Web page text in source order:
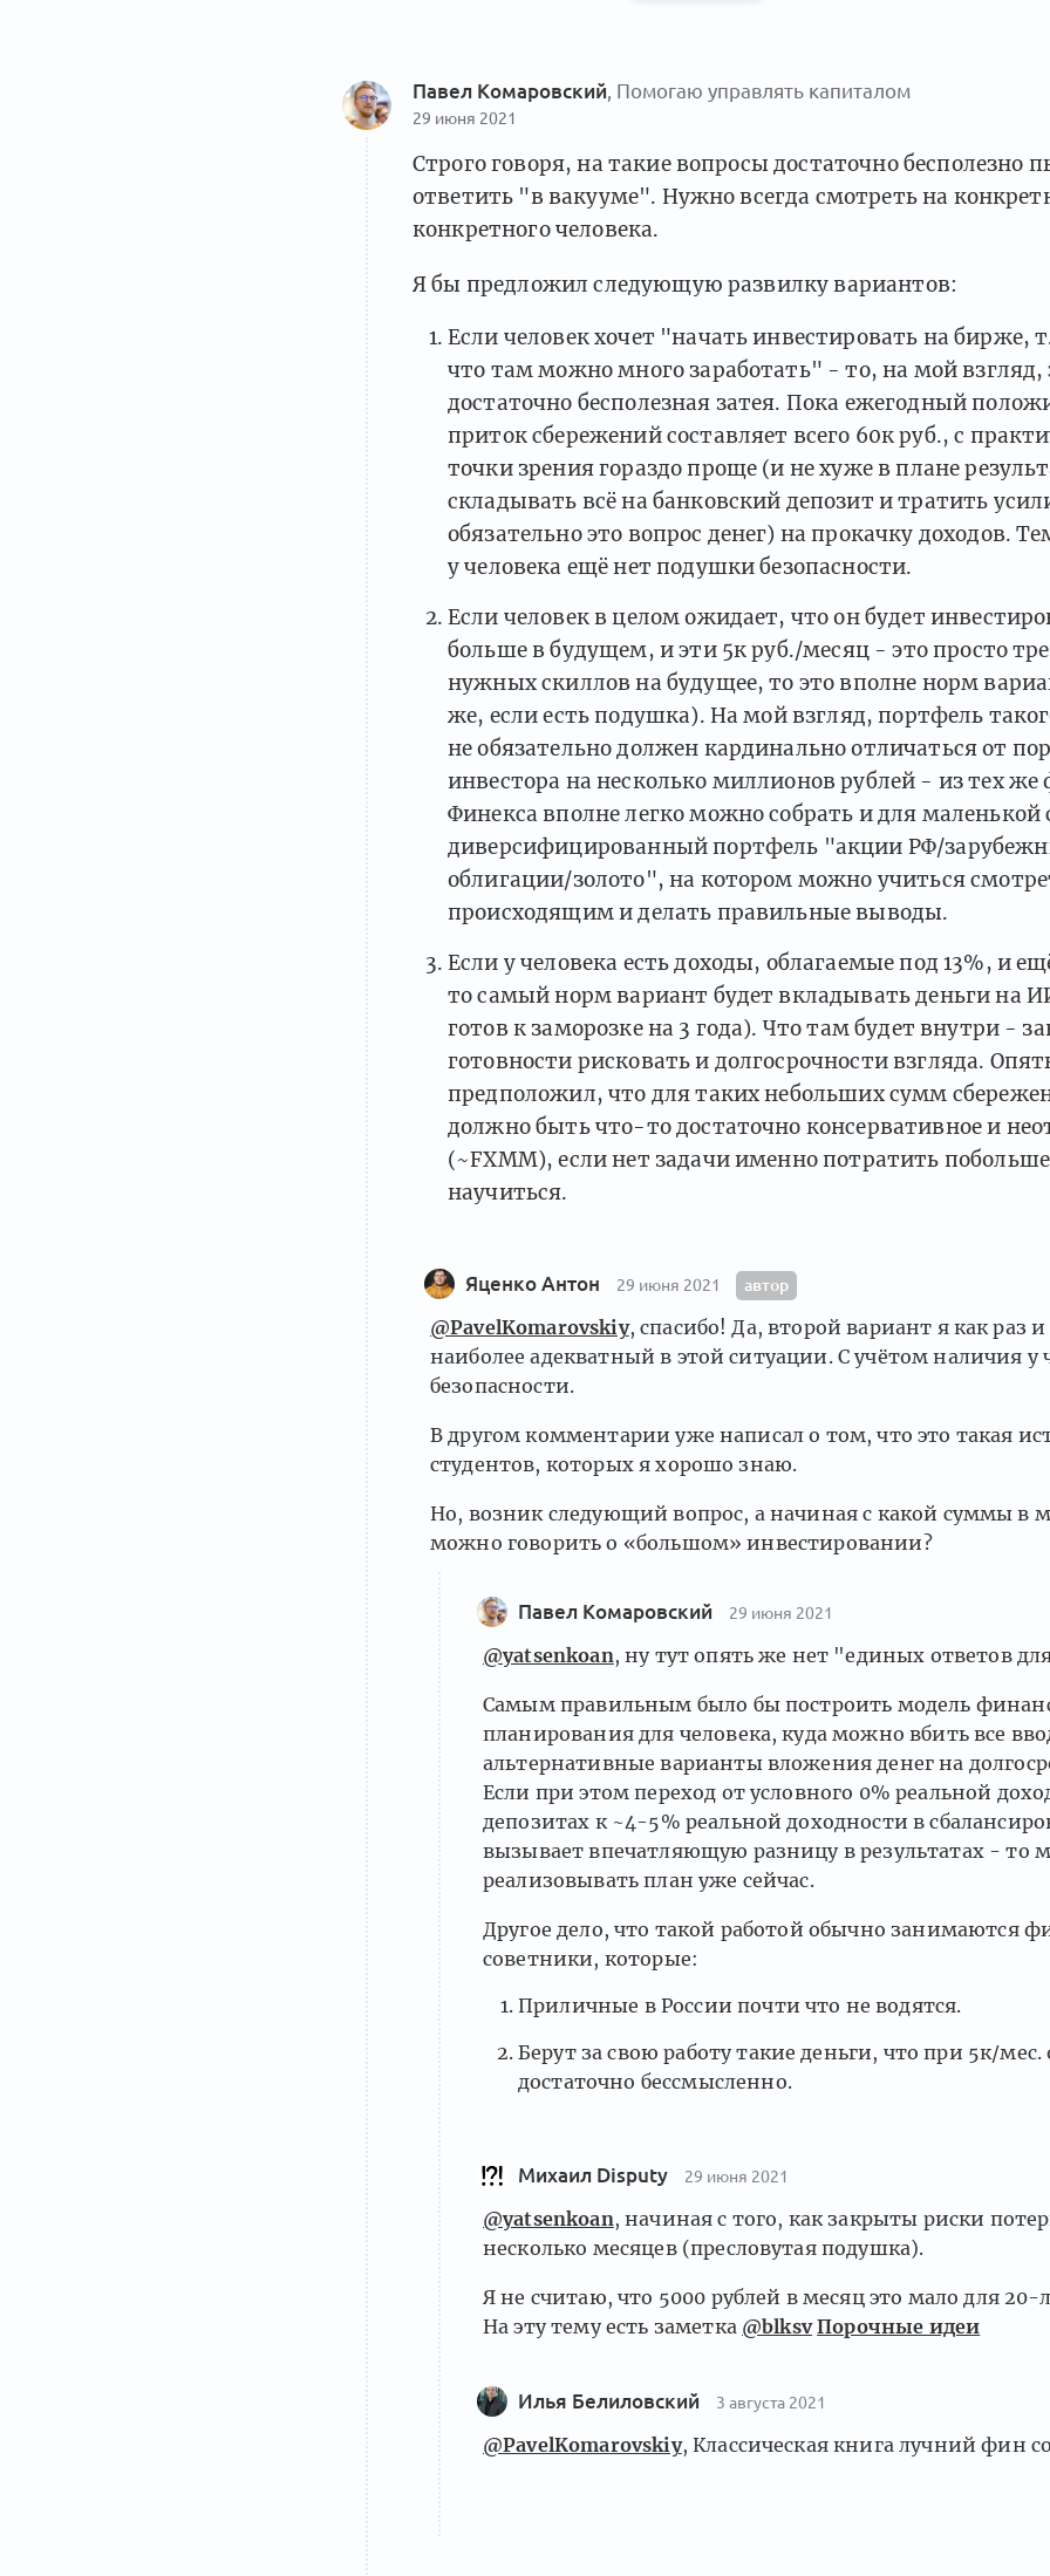
Павел Комаровский, Помогаю управлять капиталом
29 июня 2021
Строго говоря, на такие вопросы достаточно бесполезно
ответить "в вакууме". Нужно всегда смотреть на
конкретного человека.
Я бы предложил следующую развилку вариантов:
Если человек хочет "начать инвестировать на бирже,
что там можно много заработать" - то, на мой взгляд,
достаточно бесполезная затея. Пока ежегодный
приток сбережений составляет всего 60к руб., с
точки зрения гораздо проще (и не хуже в плане
складывать всё на банковский депозит и тратить
обязательно это вопрос денег) на прокачку доходов.
у человека ещё нет подушки безопасности.
Если человек в целом ожидает, что он будет
больше в будущем, и эти 5к руб./месяц - это просто
нужных скиллов на будущее, то это вполне норм
же, если есть подушка). На мой взгляд, портфель
не обязательно должен кардинально отличаться от
инвестора на несколько миллионов рублей - из тех же
Финекса вполне легко можно собрать и для
диверсифицированный портфель "акции РФ/
облигации/золото", на котором можно учиться
происходящим и делать правильные выводы.
Если у человека есть доходы, облагаемые под 13%, и
то самый норм вариант будет вкладывать деньги на
готов к заморозке на 3 года). Что там будет внутри -
готовности рисковать и долгосрочности взгляда.
предположил, что для таких небольших сумм
должно быть что-то достаточно консервативное и
(~FXMM), если нет задачи именно потратить
научиться.
Яценко Антон 29 июня 2021 автор
@PavelKomarovskiy, спасибо! Да, второй вариант я как раз
наиболее адекватный в этой ситуации. С учётом наличия у
безопасности.
В другом комментарии уже написал о том, что это такая
студентов, которых я хорошо знаю.
Но, возник следующий вопрос, а начиная с какой суммы в
можно говорить о «большом» инвестировании?
Павел Комаровский 29 июня 2021
@yatsenkoan, ну тут опять же нет "единых ответов
Самым правильным было бы построить модель
планирования для человека, куда можно вбить все
альтернативные варианты вложения денег на
Если при этом переход от условного 0% реальной
депозитах к ~4-5% реальной доходности в
вызывает впечатляющую разницу в результатах - то
реализовывать план уже сейчас.
Другое дело, что такой работой обычно занимаются
советники, которые:
Приличные в России почти что не водятся.
Берут за свою работу такие деньги, что при 5к/мес.
достаточно бессмысленно.
Михаил Disputy 29 июня 2021
@yatsenkoan, начиная с того, как закрыты риски
несколько месяцев (пресловутая подушка).
Я не считаю, что 5000 рублей в месяц это мало для 20-
На эту тему есть заметка @blksv Порочные идеи
Илья Белиловский 3 августа 2021
@PavelKomarovskiy, Классическая книга лучний фин